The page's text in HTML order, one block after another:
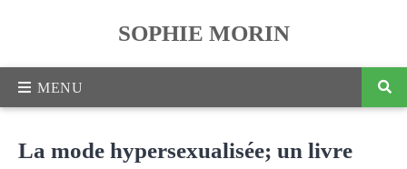
SOPHIE MORIN
La mode hypersexualisée; un livre